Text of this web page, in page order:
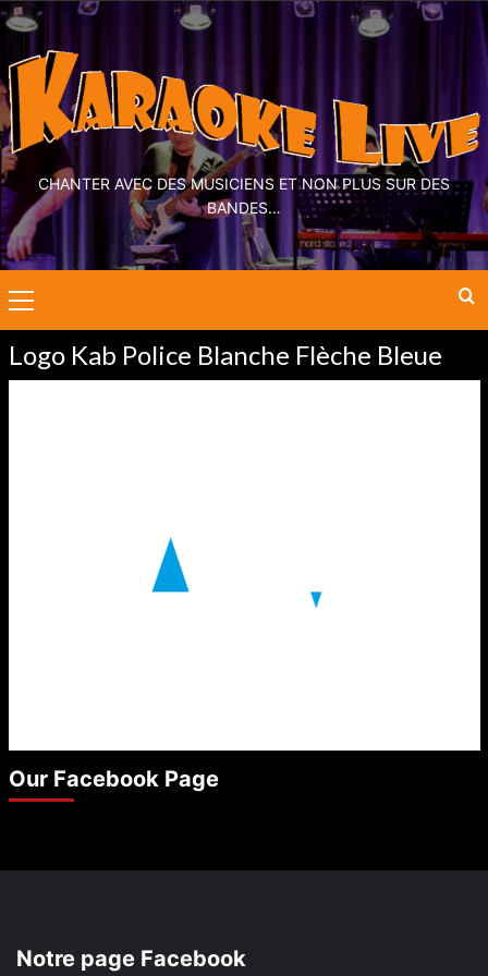
CHANTER AVEC DES MUSICIENS ET NON PLUS SUR DES
BANDES…
Logo Kab Police Blanche Flèche Bleue
Our Facebook Page
Notre page Facebook